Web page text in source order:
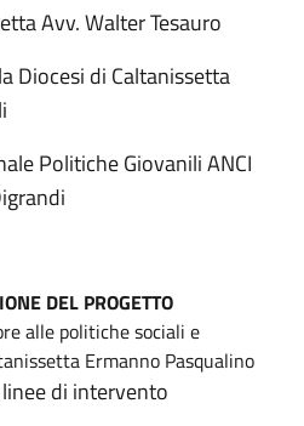
Avv. Walter Tesauro
Diocesi di Caltanissetta
Politiche Giovanili ANCI
DEL PROGETTO
alle politiche sociali e
Ermanno Pasqualino
di intervento